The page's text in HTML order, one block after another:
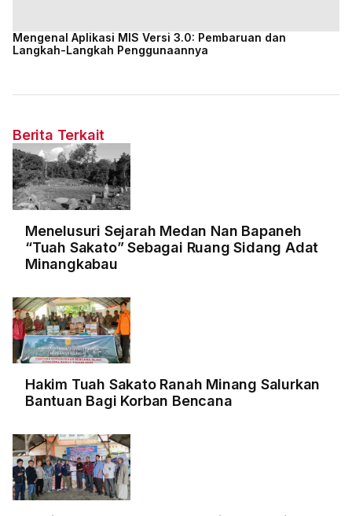
Mengenal Aplikasi MIS Versi 3.0: Pembaruan dan
Langkah-Langkah Penggunaannya
Berita Terkait
Menelusuri Sejarah Medan Nan Bapaneh
“Tuah Sakato” Sebagai Ruang Sidang Adat
Minangkabau
Hakim Tuah Sakato Ranah Minang Salurkan
Bantuan Bagi Korban Bencana